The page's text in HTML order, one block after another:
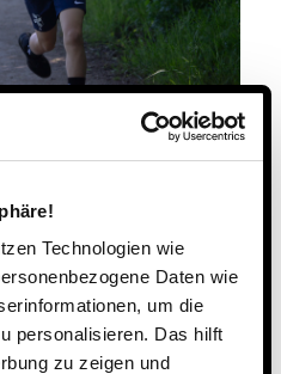
Technologien wie
Daten wie
um die
personalisieren. Das hilft
zu zeigen und